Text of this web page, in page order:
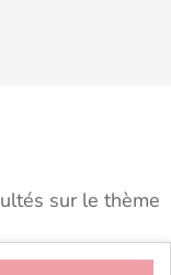
sur le thème